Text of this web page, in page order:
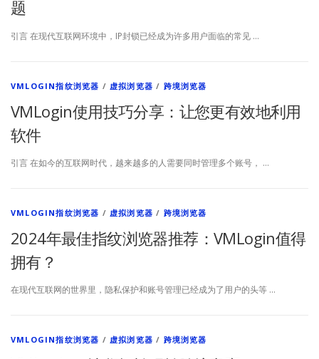
题
引言 在现代互联网环境中，IP封锁已经成为许多用户面临的常见 …
VMLOGIN指纹浏览器 / 虚拟浏览器 / 跨境浏览器
VMLogin使用技巧分享：让您更有效地利用
软件
引言 在如今的互联网时代，越来越多的人需要同时管理多个账号， …
VMLOGIN指纹浏览器 / 虚拟浏览器 / 跨境浏览器
2024年最佳指纹浏览器推荐：VMLogin值得
拥有？
在现代互联网的世界里，隐私保护和账号管理已经成为了用户的头等 …
VMLOGIN指纹浏览器 / 虚拟浏览器 / 跨境浏览器